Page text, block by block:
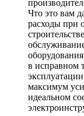
Что это вам
расходы при
в исправном
максимум
идеальном